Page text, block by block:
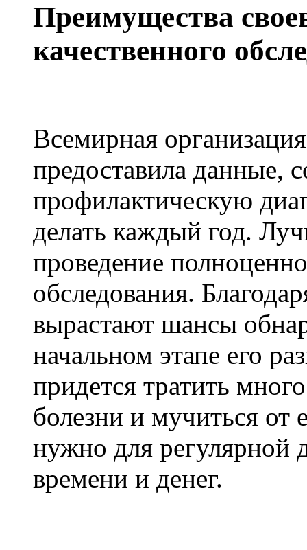
Преимущества
качественного
Всемирная
предоставила данные,
профилактическую
делать каждый год.
проведение
обследования.
вырастают шансы
начальном этапе его
придется тратить
болезни и мучиться от
нужно для регулярной
времени и денег.